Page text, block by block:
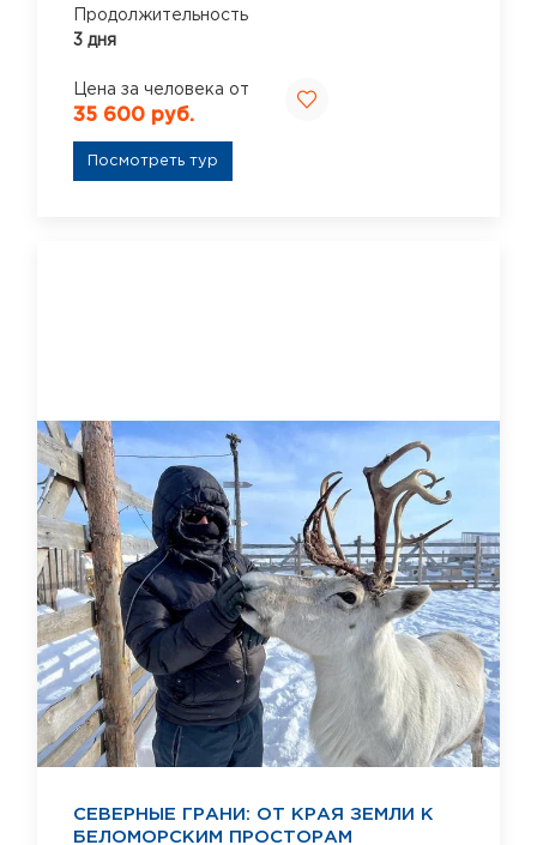
Продолжительность
3 дня
Цена за человека от
35 600 руб.
Посмотреть тур
СЕВЕРНЫЕ ГРАНИ: ОТ КРАЯ ЗЕМЛИ К
БЕЛОМОРСКИМ ПРОСТОРАМ